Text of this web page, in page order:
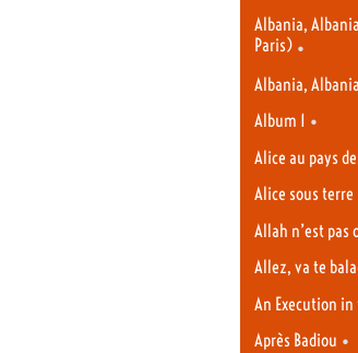
Albania,
Paris) •
Albania,
Album 1 •
Alice au pays
Alice sous terre
Allah n’est
Allez, va te
An Execution
Après Badiou •